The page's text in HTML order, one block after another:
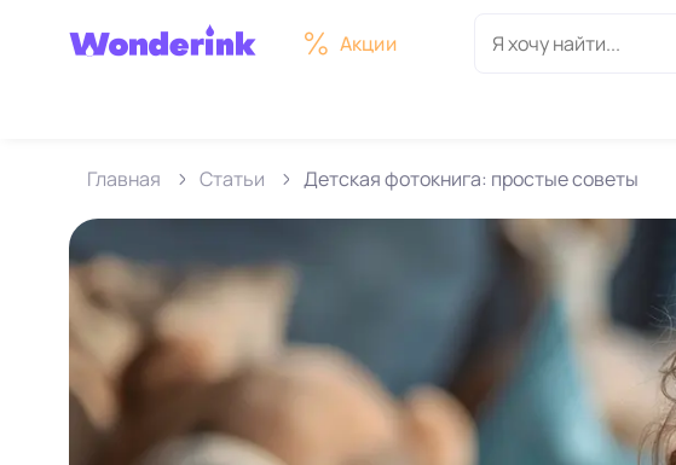
Акции
Главная Статьи Детская фотокнига: простые советы